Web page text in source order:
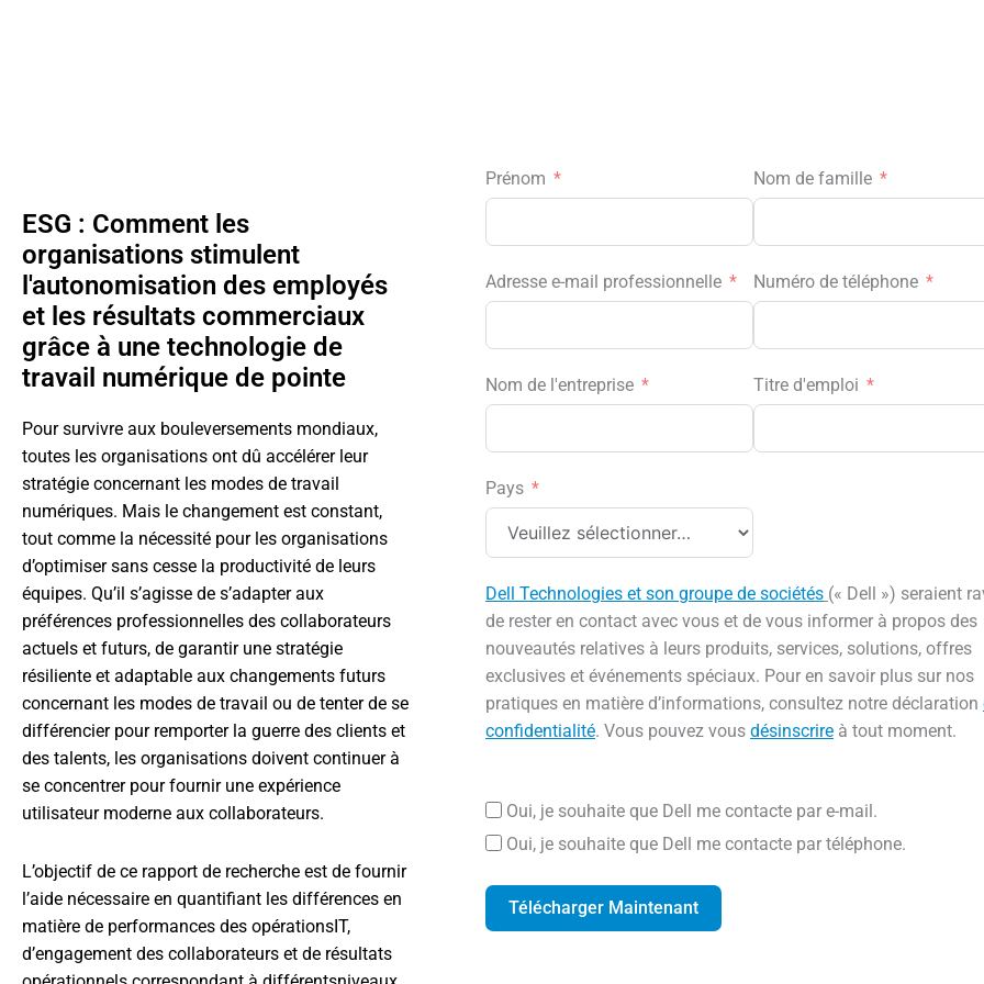
ESG : Comment les
organisations stimulent
l'autonomisation des employés
et les résultats commerciaux
grâce à une technologie de
travail numérique de pointe
Pour survivre aux bouleversements mondiaux,
toutes les organisations ont dû accélérer leur
stratégie concernant les modes de travail
numériques. Mais le changement est constant,
tout comme la nécessité pour les organisations
d’optimiser sans cesse la productivité de leurs
équipes. Qu’il s’agisse de s’adapter aux
préférences professionnelles des collaborateurs
actuels et futurs, de garantir une stratégie
résiliente et adaptable aux changements futurs
concernant les modes de travail ou de tenter de se
différencier pour remporter la guerre des clients et
des talents, les organisations doivent continuer à
se concentrer pour fournir une expérience
utilisateur moderne aux collaborateurs.
L’objectif de ce rapport de recherche est de fournir
l’aide nécessaire en quantifiant les différences en
matière de performances des opérationsIT,
d’engagement des collaborateurs et de résultats
Prénom Nom de famille
Adresse e-mail professionnelle
Nom de l'entreprise
Pays
Numéro de téléphone
Titre d'emploi
Dell Technologies et son groupe de sociétés (« Dell ») seraient
de rester en contact avec vous et de vous informer à propos des
nouveautés relatives à leurs produits, services, solutions, offres
exclusives et événements spéciaux. Pour en savoir plus sur nos
pratiques en matière d’informations, consultez notre déclaration
confidentialité. Vous pouvez vous désinscrire à tout moment.
Oui, je souhaite que Dell me contacte par e-mail.
Oui, je souhaite que Dell me contacte par téléphone.
Télécharger Maintenant